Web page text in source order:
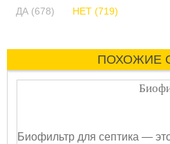
ДА (678) НЕТ (719)
ПОХОЖИЕ
Биофильтр для септика —